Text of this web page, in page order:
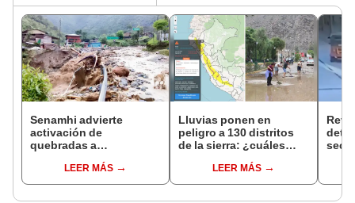
Senamhi advierte
activación de
quebradas a
lluvias: ¿qué regiones
serán afectadas?
LEER MÁS
Lluvias ponen en
peligro a 130 distritos
de la sierra: ¿cuáles
LEER MÁS